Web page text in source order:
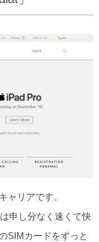
ャリアです。
申し分なく速くて快
SIMカードをずっと